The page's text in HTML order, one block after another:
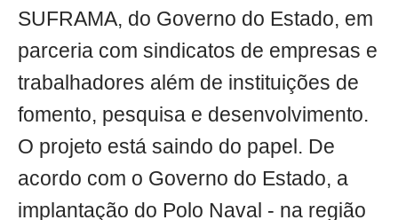
SUFRAMA, do Governo do Estado, em
parceria com sindicatos de empresas e
trabalhadores além de instituições de
fomento, pesquisa e desenvolvimento.
O projeto está saindo do papel. De
acordo com o Governo do Estado, a
implantação do Polo Naval - na região